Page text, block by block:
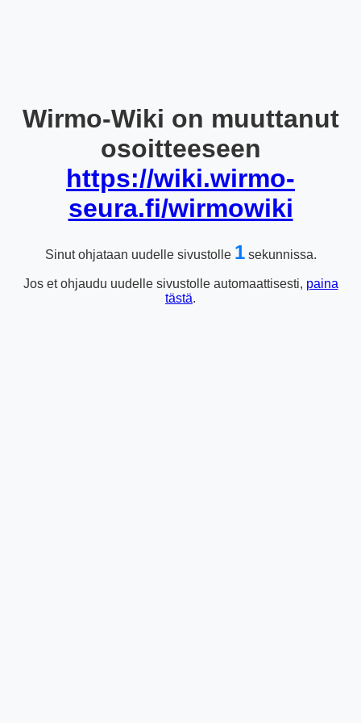
Wirmo-Wiki on muuttanut
osoitteeseen
https://wiki.wirmo-
seura.fi/wirmowiki
Sinut ohjataan uudelle sivustolle 1sekunnissa.
Jos et ohjaudu uudelle sivustolle automaattisesti, paina
tästä.